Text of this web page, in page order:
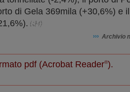
di Gela 369mila (+30,6%) e il
››› Archivio
pdf (Acrobat Reader®).